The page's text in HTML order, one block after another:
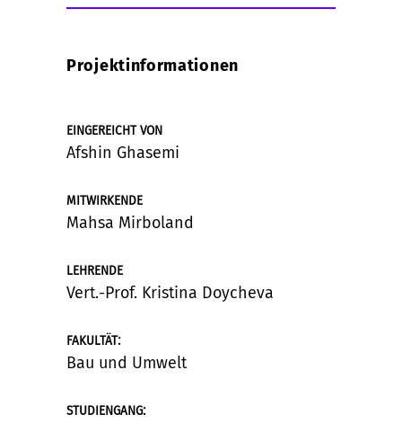
Projektinformationen
EINGEREICHT VON
Afshin Ghasemi
MITWIRKENDE
Mahsa Mirboland
LEHRENDE
Vert.-Prof. Kristina Doycheva
FAKULTÄT:
Bau und Umwelt
STUDIENGANG: